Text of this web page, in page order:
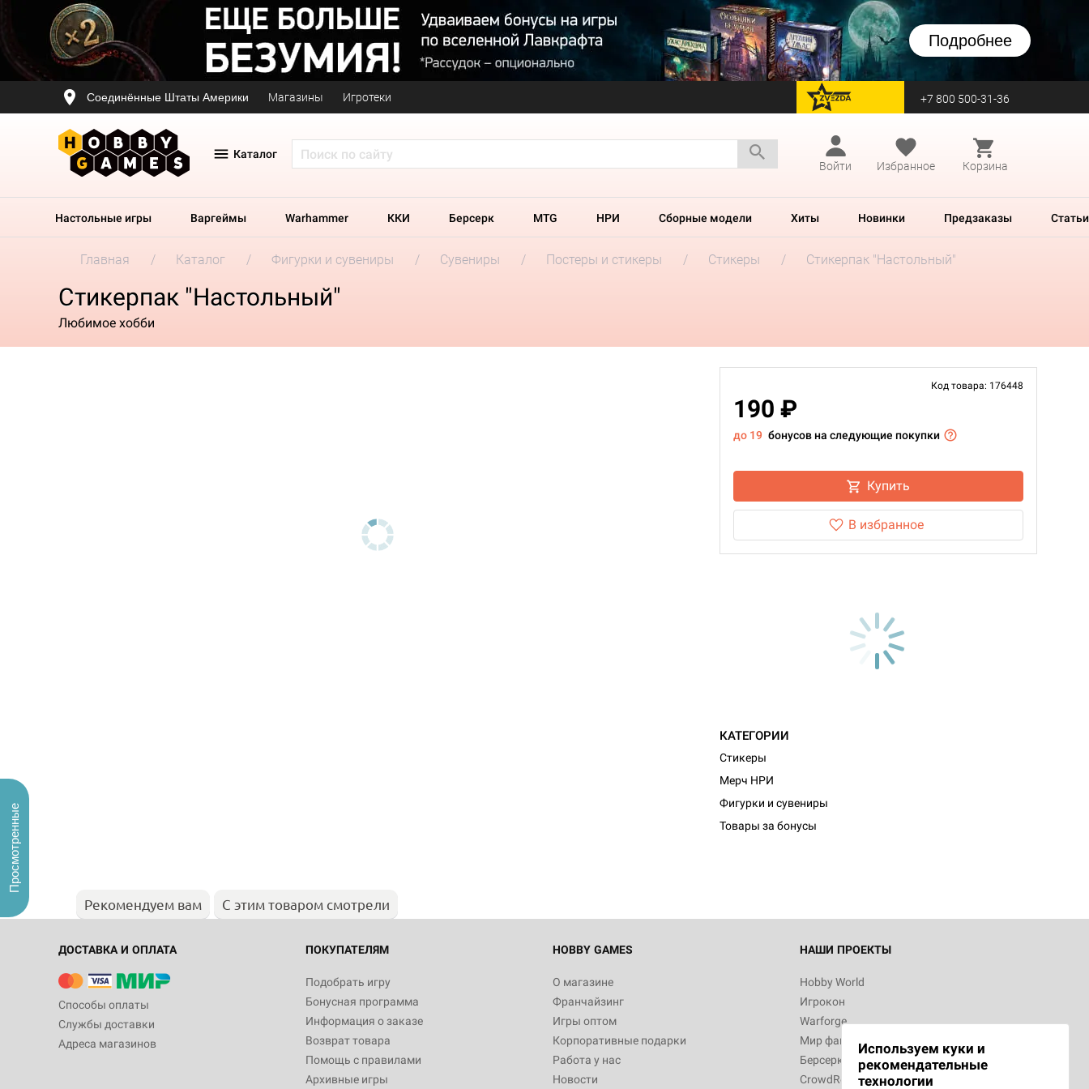
Подробнее
Соединённые Штаты Америки Магазины Игротеки перейти на Zvezda +7 800 500-31-36
Каталог
Войти
Избранное Корзина
Настольные игры Варгеймы Warhammer ККИ Берсерк MTG НРИ Сборные модели Хиты Новинки Предзаказы Статьи
Главная Каталог Фигурки и сувениры Сувениры Постеры и стикеры Стикеры Стикерпак "Настольный"
Стикерпак "Настольный"
Любимое хобби
Код товара: 176448
190 ₽
до 19 бонусов на следующие покупки
Купить
В избранное
КАТЕГОРИИ
Стикеры
Мерч НРИ
Фигурки и сувениры
Товары за бонусы
Рекомендуем вам С этим товаром смотрели
ДОСТАВКА И ОПЛАТА
Способы оплаты
Службы доставки
Адреса магазинов
ПОКУПАТЕЛЯМ
Подобрать игру
Бонусная программа
Информация о заказе
Возврат товара
Помощь с правилами
Архивные игры
HOBBY GAMES
О магазине
Франчайзинг
Игры оптом
Корпоративные подарки
Работа у нас
Новости
НАШИ ПРОЕКТЫ
Hobby World
Игрокон
Warforge
Мир фантастики
Берсерк
CrowdRepublic
Используем куки и
рекомендательные
технологии
Просмотренные
Настольная игра Hobby World Журнал
"Мир фантастики. Спецвыпуск: Братья
империи: Боевая тревога
799
Настольная игра Hobby World Сумерки
империи. Четвёртая редакция: Грозовой
Рубеж
12 990